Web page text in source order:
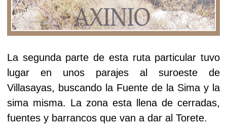
La segunda parte de esta ruta particular tuvo
lugar en unos parajes al suroeste de
Villasayas, buscando la Fuente de la Sima y la
sima misma. La zona esta llena de cerradas,
fuentes y barrancos que van a dar al Torete.